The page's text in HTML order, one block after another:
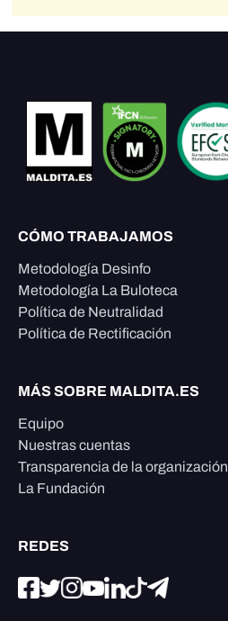
CÓMO TRABAJAMOS
Metodología Desinfo
Metodología La Buloteca
Política de Neutralidad
Política de Rectificación
MÁS SOBRE MALDITA.ES
Equipo
Nuestras cuentas
Transparencia de la organización
La Fundación
REDES